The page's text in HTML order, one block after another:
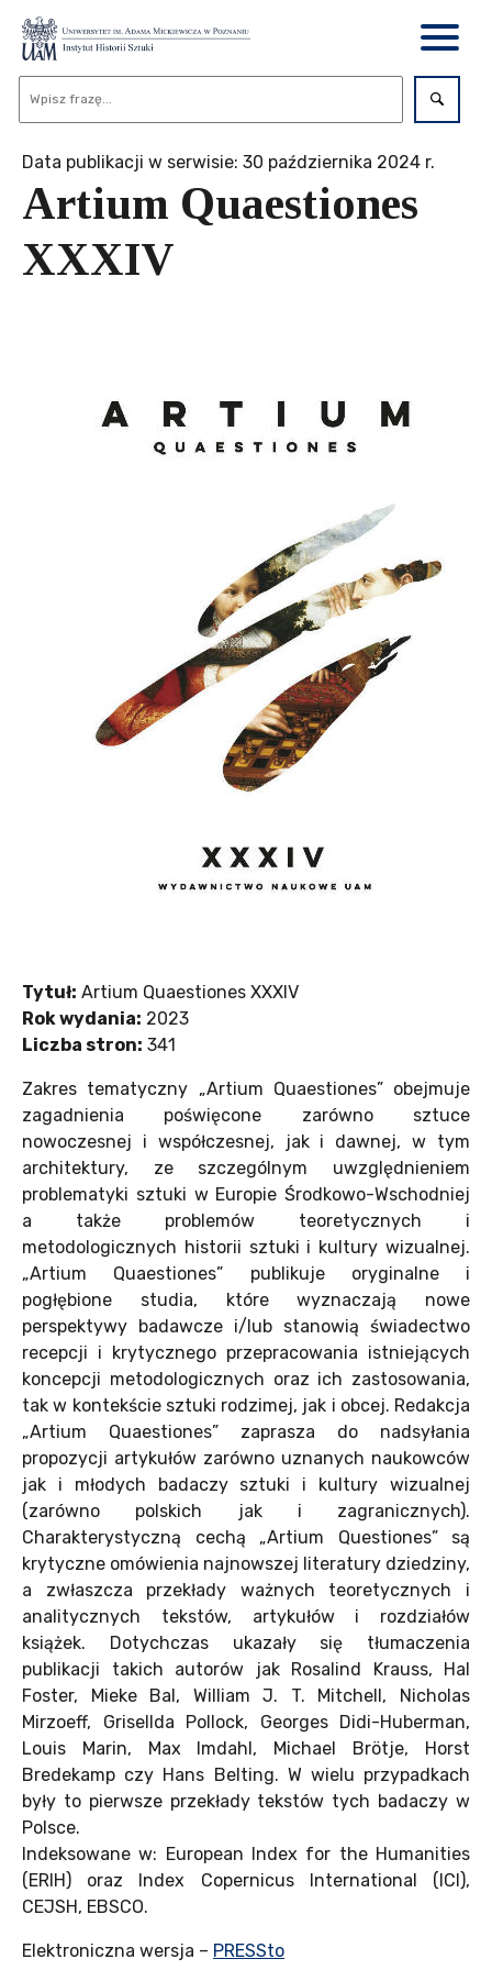
Data publikacji w serwisie: 30 października 2024 r.
Artium Quaestiones
XXXIV
Tytuł: Artium Quaestiones XXXIV
Rok wydania: 2023
Liczba stron: 341
Zakres tematyczny „Artium Quaestiones” obejmuje
zagadnienia poświęcone zarówno sztuce
nowoczesnej i współczesnej, jak i dawnej, w tym
architektury, ze szczególnym uwzględnieniem
problematyki sztuki w Europie Środkowo-Wschodniej
a także problemów teoretycznych i
metodologicznych historii sztuki i kultury wizualnej.
„Artium Quaestiones” publikuje oryginalne i
pogłębione studia, które wyznaczają nowe
perspektywy badawcze i/lub stanowią świadectwo
recepcji i krytycznego przepracowania istniejących
koncepcji metodologicznych oraz ich zastosowania,
tak w kontekście sztuki rodzimej, jak i obcej. Redakcja
„Artium Quaestiones” zaprasza do nadsyłania
propozycji artykułów zarówno uznanych naukowców
jak i młodych badaczy sztuki i kultury wizualnej
(zarówno polskich jak i zagranicznych).
Charakterystyczną cechą „Artium Questiones” są
krytyczne omówienia najnowszej literatury dziedziny,
a zwłaszcza przekłady ważnych teoretycznych i
analitycznych tekstów, artykułów i rozdziałów
książek. Dotychczas ukazały się tłumaczenia
publikacji takich autorów jak Rosalind Krauss, Hal
Foster, Mieke Bal, William J. T. Mitchell, Nicholas
Mirzoeff, Grisellda Pollock, Georges Didi-Huberman,
Louis Marin, Max Imdahl, Michael Brötje, Horst
Bredekamp czy Hans Belting. W wielu przypadkach
były to pierwsze przekłady tekstów tych badaczy w
Polsce.
Indeksowane w: European Index for the Humanities
(ERIH) oraz Index Copernicus International (ICI),
CEJSH, EBSCO.
Elektroniczna wersja – PRESSto